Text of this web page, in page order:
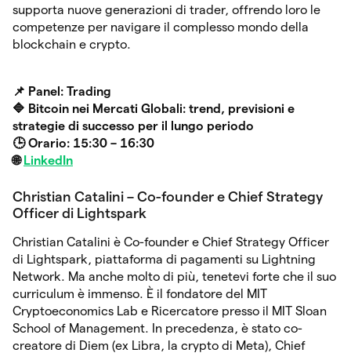
supporta nuove generazioni di trader, offrendo loro le
competenze per navigare il complesso mondo della
blockchain e crypto.
📌 Panel: Trading
🔷 Bitcoin nei Mercati Globali: trend, previsioni e
strategie di successo per il lungo periodo
🕒 Orario: 15:30 – 16:30
🌐 LinkedIn
Christian Catalini – Co-founder e Chief Strategy
Officer di Lightspark
Christian Catalini è Co-founder e Chief Strategy Officer
di Lightspark, piattaforma di pagamenti su Lightning
Network. Ma anche molto di più, tenetevi forte che il suo
curriculum è immenso. È il fondatore del MIT
Cryptoeconomics Lab e Ricercatore presso il MIT Sloan
School of Management. In precedenza, è stato co-
creatore di Diem (ex Libra, la crypto di Meta), Chief